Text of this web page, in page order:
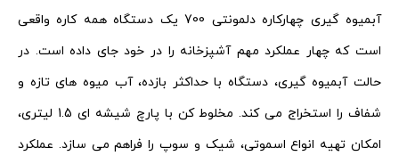
آبمیوه گیری چهارکاره دلمونتی 700 یک دستگاه همه کاره واقعی
است که چهار عملکرد مهم آشپزخانه را در خود جای داده است. در
حالت آبمیوه گیری، دستگاه با حداکثر بازده، آب میوه های تازه و
شفاف را استخراج می کند. مخلوط کن با پارچ شیشه ای 1.5 لیتری،
امکان تهیه انواع اسموتی، شیک و سوپ را فراهم می سازد. عملکرد